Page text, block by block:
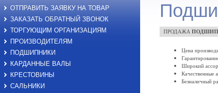
ПРОДАЖА
Цена
Широкий
Качественные
Безналичный
ОТПРАВИТЬ ЗАЯВКУ НА ТОВАР
ЗАКАЗАТЬ ОБРАТНЫЙ ЗВОНОК
ТОРГУЮЩИМ ОРГАНИЗАЦИЯМ
ПРОИЗВОДИТЕЛЯМ
ПОДШИПНИКИ
КАРДАННЫЕ ВАЛЫ
КРЕСТОВИНЫ
САЛЬНИКИ